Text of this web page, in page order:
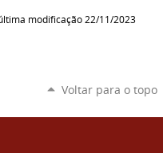
modificação 22/11/2023
Voltar para o topo